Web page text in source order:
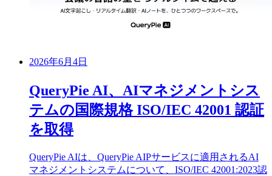
2026年6月4日
QueryPie AI、AIマネジメントシス
テムの国際規格 ISO/IEC 42001 認証
を取得
QueryPie AIは、QueryPie AIPサービスに適用されるAI
マネジメントシステムについて、ISO/IEC 42001:2023認